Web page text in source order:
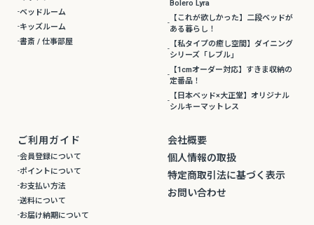
ベッドルーム
キッズルーム
書斎 / 仕事部屋
Bolero Lyra
【これが欲しかった】二段ベッドが
ある暮らし！
【私タイプの癒し空間】ダイニング
シリーズ「レブル」
【1cmオーダー対応】すきま収納の
定番品！
【日本ベッド×大正堂】オリジナル
シルキーマットレス
ご利用ガイド
会員登録について
ポイントについて
お支払い方法
送料について
お届け納期について
会社概要
個人情報の取扱
特定商取引法に基づく表示
お問い合わせ